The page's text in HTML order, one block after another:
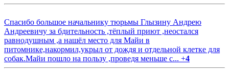
Спасибо большое начальнику тюрьмы Глызину Андрею
Андреевичу за бдительность ,тёплый приют ,неостался
равнодушным ,а нашёл место для Майи в
питомнике,накормил,укрыл от дождя и отдельной клетке для
собак.Майи пошло на пользу ,проведя меньше с... +4